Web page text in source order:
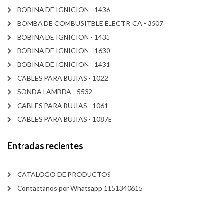
BOBINA DE IGNICION - 1436
BOMBA DE COMBUSITBLE ELECTRICA - 3507
BOBINA DE IGNICION - 1433
BOBINA DE IGNICION - 1630
BOBINA DE IGNICION - 1431
CABLES PARA BUJIAS - 1022
SONDA LAMBDA - 5532
CABLES PARA BUJIAS - 1061
CABLES PARA BUJIAS - 1087E
Entradas recientes
CATALOGO DE PRODUCTOS
Contactanos por Whatsapp 1151340615